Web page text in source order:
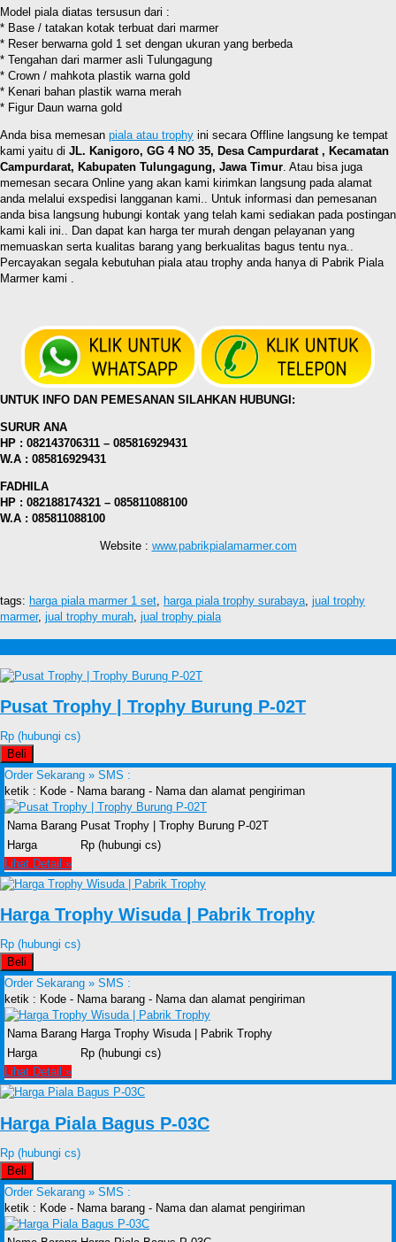
Model piala diatas tersusun dari :
* Base / tatakan kotak terbuat dari marmer
* Reser berwarna gold 1 set dengan ukuran yang berbeda
* Tengahan dari marmer asli Tulungagung
* Crown / mahkota plastik warna gold
* Kenari bahan plastik warna merah
* Figur Daun warna gold
Anda bisa memesan piala atau trophy ini secara Offline langsung ke tempat
kami yaitu di JL. Kanigoro, GG 4 NO 35, Desa Campurdarat , Kecamatan
Campurdarat, Kabupaten Tulungagung, Jawa Timur. Atau bisa juga
memesan secara Online yang akan kami kirimkan langsung pada alamat
anda melalui exspedisi langganan kami.. Untuk informasi dan pemesanan
anda bisa langsung hubungi kontak yang telah kami sediakan pada postingan
kami kali ini.. Dan dapat kan harga ter murah dengan pelayanan yang
memuaskan serta kualitas barang yang berkualitas bagus tentu nya..
Percayakan segala kebutuhan piala atau trophy anda hanya di Pabrik Piala
Marmer kami .
UNTUK INFO DAN PEMESANAN SILAHKAN HUBUNGI:
SURUR ANA
HP : 082143706311 – 085816929431
W.A : 085816929431
FADHILA
HP : 082188174321 – 085811088100
W.A : 085811088100
Website : www.pabrikpialamarmer.com
tags: harga piala marmer 1 set, harga piala trophy surabaya, jual trophy
marmer, jual trophy murah, jual trophy piala
Pusat Trophy | Trophy Burung P-02T
Rp (hubungi cs)
Beli
Order Sekarang » SMS :
ketik : Kode - Nama barang - Nama dan alamat pengiriman
Nama Barang Pusat Trophy | Trophy Burung P-02T
Harga
Rp (hubungi cs)
Lihat Detail »
Harga Trophy Wisuda | Pabrik Trophy
Rp (hubungi cs)
Beli
Order Sekarang » SMS :
ketik : Kode - Nama barang - Nama dan alamat pengiriman
Nama Barang Harga Trophy Wisuda | Pabrik Trophy
Harga
Rp (hubungi cs)
Lihat Detail »
Harga Piala Bagus P-03C
Rp (hubungi cs)
Beli
Order Sekarang » SMS :
ketik : Kode - Nama barang - Nama dan alamat pengiriman